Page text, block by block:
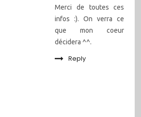
Merci de toutes ces
infos :). On verra ce
que mon coeur
décidera ^^.
Reply